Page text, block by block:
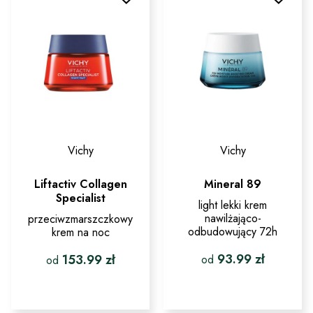
Vichy
Liftactiv Collagen
Specialist
przeciwzmarszczkowy
krem na noc
od 153.99zł
Vichy
Mineral 89
light lekki krem
nawilżająco-
odbudowujący 72h
od 93.99zł